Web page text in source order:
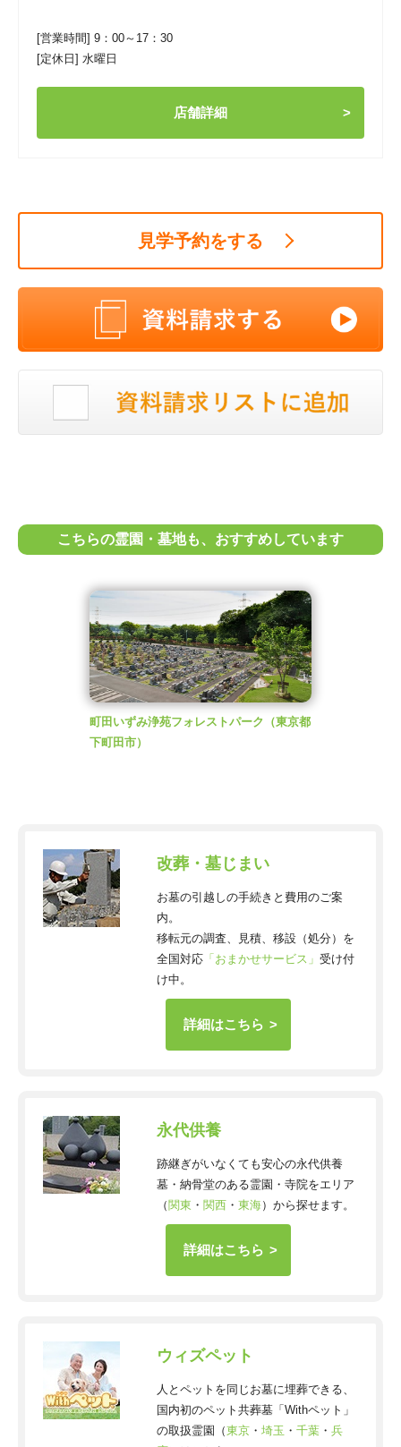
[営業時間] 9：00～17：30
[定休日] 水曜日
店舗詳細
見学予約をする
こちらの霊園・墓地も、おすすめしています
町田いずみ浄苑フォレストパーク （東京都
下町田市）
改葬・墓じまい
お墓の引越しの手続きと費用のご案
内。
移転元の調査、見積、移設（処分）を
全国対応「おまかせサービス」 受け付
け中。
詳細はこちら
永代供養
跡継ぎがいなくても安心の永代供養
墓・納骨堂のある霊園・寺院をエリア
（ 関東 ・ 関西・ 東海）から探せます。
詳細はこちら
ウィズペット
人とペットを同じお墓に埋葬できる、
国内初のペット共葬墓「Withペット」
の取扱霊園（東京・ 埼玉 ・ 千葉・ 兵